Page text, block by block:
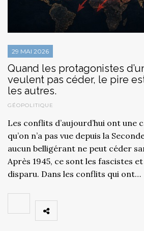
29 MAI 2026
Quand les protagonistes
veulent pas céder, le pire
les autres.
GÉOPOLITIQUE
Les conflits d’aujourd’hui ont une
qu’on n’a pas vue depuis la
aucun belligérant ne peut céder
Après 1945, ce sont les fascistes
disparu. Dans les conflits qui ont…